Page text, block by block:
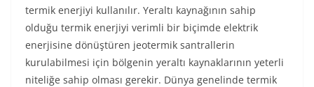
termik enerjiyi kullanılır. Yeraltı kaynağının sahip
olduğu termik enerjiyi verimli bir biçimde elektrik
enerjisine dönüştüren jeotermik santrallerin
kurulabilmesi için bölgenin yeraltı kaynaklarının yeterli
niteliğe sahip olması gerekir. Dünya genelinde termik